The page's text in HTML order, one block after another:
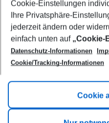
Footer
Footer navigation
Title A
Link A
Cookie-Einstellungen
Ihre Privatsphäre-
jederzeit ändern oder
einfach unten auf „Cookie-
Datenschutz-Informationen
Cookie/Tracking-Informationen
Cookie